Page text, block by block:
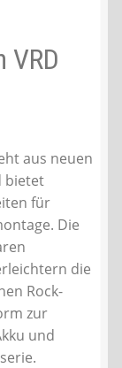
VRD
aus neuen
bietet
für
Die
die
Rock-
zur
und